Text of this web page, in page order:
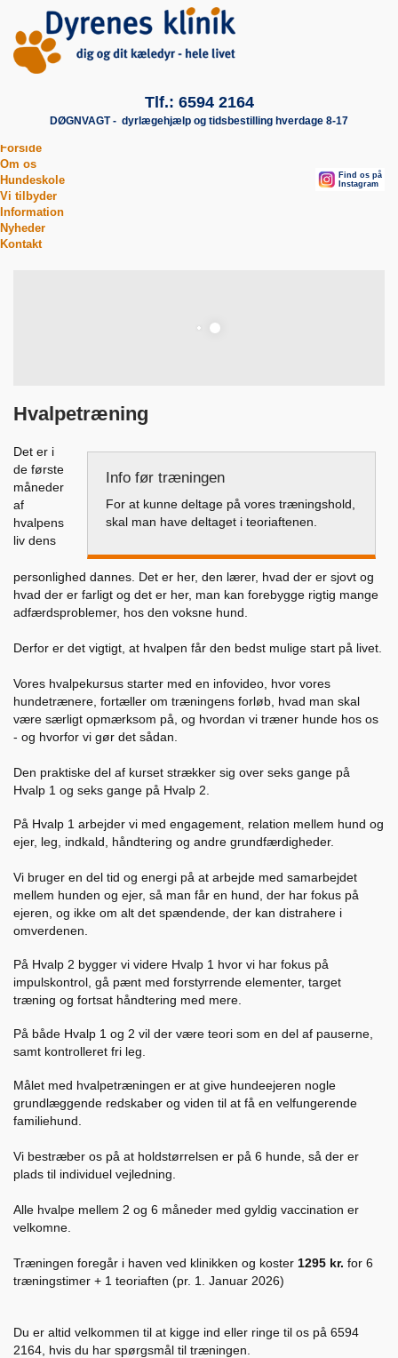
Tlf.: 6594 2164
DØGNVAGT - dyrlægehjælp og tidsbestilling hverdage 8-17
Find os på
Facebook
Find os på
Instagram
Forside
Om os
Hundeskole
Vi tilbyder
Information
Nyheder
Kontakt
Hvalpetræning
Info før træningen
For at kunne deltage på vores træningshold,
skal man have deltaget i teoriaftenen.
Det er i
de første
måneder
af
hvalpens
liv dens
personlighed dannes. Det er her, den lærer, hvad der er sjovt og
hvad der er farligt og det er her, man kan forebygge rigtig mange
adfærdsproblemer, hos den voksne hund.
Derfor er det vigtigt, at hvalpen får den bedst mulige start på livet.
Vores hvalpekursus starter med en infovideo, hvor vores
hundetrænere, fortæller om træningens forløb, hvad man skal
være særligt opmærksom på, og hvordan vi træner hunde hos os
- og hvorfor vi gør det sådan.
Den praktiske del af kurset strækker sig over seks gange på
Hvalp 1 og seks gange på Hvalp 2.
På Hvalp 1 arbejder vi med engagement, relation mellem hund og
ejer, leg, indkald, håndtering og andre grundfærdigheder.
Vi bruger en del tid og energi på at arbejde med samarbejdet
mellem hunden og ejer, så man får en hund, der har fokus på
ejeren, og ikke om alt det spændende, der kan distrahere i
omverdenen.
På Hvalp 2 bygger vi videre Hvalp 1 hvor vi har fokus på
impulskontrol, gå pænt med forstyrrende elementer, target
træning og fortsat håndtering med mere.
På både Hvalp 1 og 2 vil der være teori som en del af pauserne,
samt kontrolleret fri leg.
Målet med hvalpetræningen er at give hundeejeren nogle
grundlæggende redskaber og viden til at få en velfungerende
familiehund.
Vi bestræber os på at holdstørrelsen er på 6 hunde, så der er
plads til individuel vejledning.
Alle hvalpe mellem 2 og 6 måneder med gyldig vaccination er
velkomne.
Træningen foregår i haven ved klinikken og koster 1295 kr. for 6
træningstimer + 1 teoriaften (pr. 1. Januar 2026)
Du er altid velkommen til at kigge ind eller ringe til os på 6594
2164, hvis du har spørgsmål til træningen.